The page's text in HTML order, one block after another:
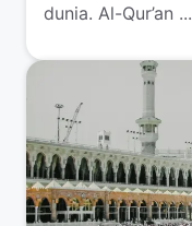
dunia. Al-Qur’an ...